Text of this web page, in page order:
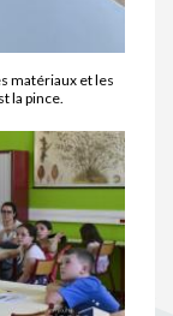
matériaux et les
la pince.